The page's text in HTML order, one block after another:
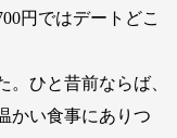
円ではデートどこ
ひと昔前ならば、
かい食事にありつ